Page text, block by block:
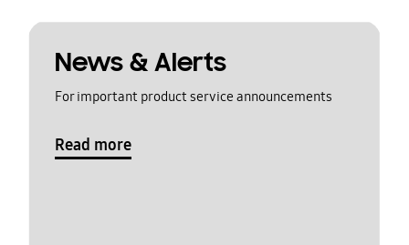
News & Alerts
For important product service announcements
Read more